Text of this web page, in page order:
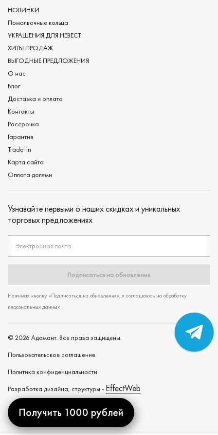
Мужские обручальные кольца
Женские обручальные кольца
Обручальные кольца из платины
Дизайнерские обручальные кольца
Черные обручальные кольца
НОВИНКИ
Помолвочные кольца
УКРАШЕНИЯ ДЛЯ НЕВЕСТ
ХИТЫ ПРОДАЖ
ВЫГОДНЫЕ ПРЕДЛОЖЕНИЯ
О нас
Блог
Доставка и оплата
Контакты
Рассрочка
Гарантия
Trade-in
Карта сайта
Оплата долями
Узнавайте первыми о наших скидках и уникальных
торговых предложениях
Электронная почта
Подписаться на обновления
Нажимая кнопку «Подписаться на обновления», я соглашаюсь на обработку
персональных данных
© 2026 Адамант. Все права защищены.
Пользовательское cоглашение
Политика конфиденциальности
Разработка дизайна, структуры - EffectWeb
Created by
Получить 1000 рублей